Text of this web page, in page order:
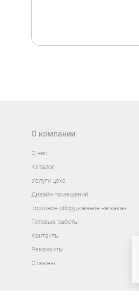
О компании
О нас
Каталог
Услуги цеха
Дизайн помещений
Торговое оборудование на заказ
Готовые работы
Контакты
Реквизиты
Отзывы